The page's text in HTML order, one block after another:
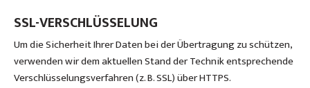
SSL-VERSCHLÜSSELUNG
Um die Sicherheit Ihrer Daten bei der Übertragung zu schützen,
verwenden wir dem aktuellen Stand der Technik entsprechende
Verschlüsselungsverfahren (z. B. SSL) über HTTPS.